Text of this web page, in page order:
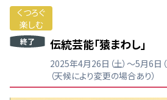
くつろぐ
楽しむ
終了 伝統芸能「猿まわし」
2025年4月26日（土）～5月6
（天候により変更の場合あり）